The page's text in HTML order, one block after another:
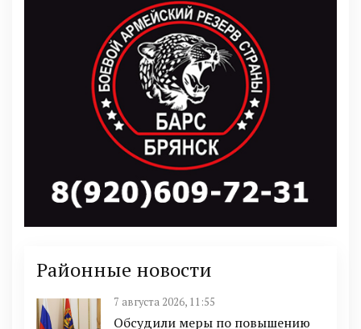
Районные новости
7 августа 2026, 11:55
Обсудили меры по повышению